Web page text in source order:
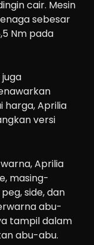
cair. Mesin
sebesar
Nm pada
harga, Aprilia
versi
Aprilia
masing-
side, dan
abu-
tampil dalam
abu-abu.